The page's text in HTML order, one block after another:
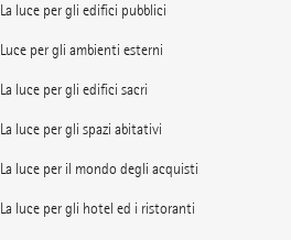
La luce per gli edifici pubblici
Luce per gli ambienti esterni
La luce per gli edifici sacri
La luce per gli spazi abitativi
La luce per il mondo degli acquisti
La luce per gli hotel ed i ristoranti